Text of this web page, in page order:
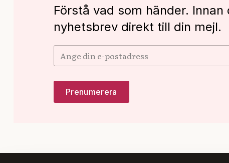
Förstå vad som händer. Innan
nyhetsbrev direkt till din mejl.